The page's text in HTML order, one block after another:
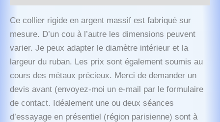
Ce collier rigide en argent massif est fabriqué sur
mesure. D’un cou à l’autre les dimensions peuvent
varier. Je peux adapter le diamètre intérieur et la
largeur du ruban. Les prix sont également soumis au
cours des métaux précieux. Merci de demander un
devis avant (envoyez-moi un e-mail par le formulaire
de contact. Idéalement une ou deux séances
d’essayage en présentiel (région parisienne) sont à